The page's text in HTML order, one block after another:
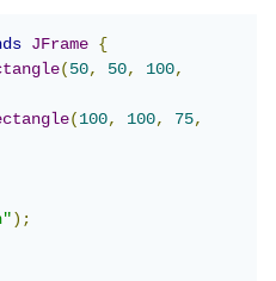
JFrame
{
(50, 50, 100,
(100, 100, 75,
);